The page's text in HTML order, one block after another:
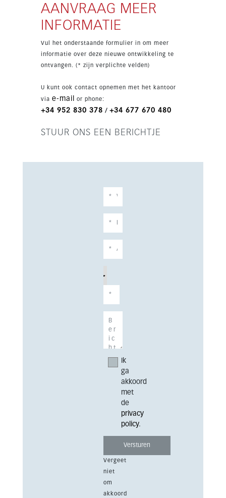
Bewoners genieten van een resortachtige
omgeving met zwembaden met strandtoegang,
een lap pool, binnen- en buitengyms, een
voorzieningen te gaan, met golfbanen en
AANVRAAG MEER
INFORMATIE
Vul het onderstaande formulier in om meer
informatie over deze nieuwe ontwikkeling te
ontvangen. (* zijn verplichte velden)
U kunt ook contact opnemen met het kantoor
via e-mail or phone:
+34 952 830 378 / +34 677 670 480
STUUR ONS EEN BERICHTJE
Ik
ga
akkoord
met
de
privacy
policy.
Vergeet
niet
om
akkoord